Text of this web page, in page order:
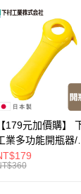
【179元加價購】
業多功能開瓶器/開
器/餐廚用品/料理
/任二件8折